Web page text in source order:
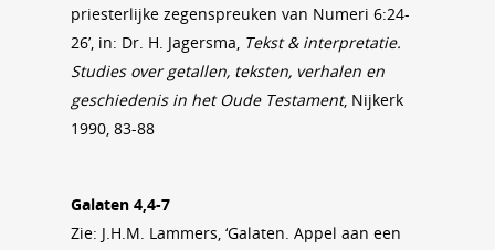
priesterlijke zegenspreuken van Numeri 6:24-
26’, in: Dr. H. Jagersma, Tekst & interpretatie.
Studies over getallen, teksten, verhalen en
geschiedenis in het Oude Testament, Nijkerk
1990, 83-88
Galaten 4,4-7
Zie: J.H.M. Lammers, ‘Galaten. Appel aan een